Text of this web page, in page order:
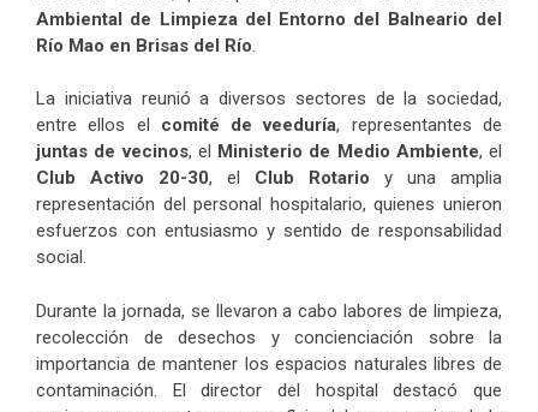
Ambiental de Limpieza del Entorno del Balneario del
Río Mao en Brisas del Río.
La iniciativa reunió a diversos sectores de la sociedad,
entre ellos el comité de veeduría, representantes de
juntas de vecinos, el Ministerio de Medio Ambiente, el
Club Activo 20-30, el Club Rotario y una amplia
representación del personal hospitalario, quienes unieron
esfuerzos con entusiasmo y sentido de responsabilidad
social.
Durante la jornada, se llevaron a cabo labores de limpieza,
recolección de desechos y concienciación sobre la
importancia de mantener los espacios naturales libres de
contaminación. El director del hospital destacó que